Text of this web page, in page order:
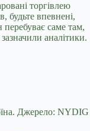
торгівлею
будьте впевнені,
перебуває саме там,
аналітики.
Джерело: NYDIG